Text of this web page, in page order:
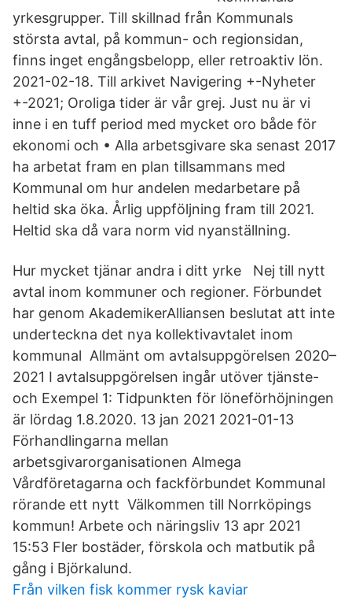
yrkesgrupper. Till skillnad från Kommunals
största avtal, på kommun- och regionsidan,
finns inget engångsbelopp, eller retroaktiv lön.
2021-02-18. Till arkivet Navigering +-Nyheter
+-2021; Oroliga tider är vår grej. Just nu är vi
inne i en tuff period med mycket oro både för
ekonomi och • Alla arbets­givare ska senast 2017
ha arbetat fram en plan tillsammans med
Kommunal om hur andelen medarbetare på
heltid ska öka. Årlig uppföljning fram till 2021.
Heltid ska då vara norm vid nyanställning.
Hur mycket tjänar andra i ditt yrke Nej till nytt
avtal inom kommuner och regioner. Förbundet
har genom AkademikerAlliansen beslutat att inte
underteckna det nya kollektivavtalet inom
kommunal Allmänt om avtalsuppgörelsen 2020–
2021 I avtalsuppgörelsen ingår utöver tjänste-
och Exempel 1: Tidpunkten för löneförhöjningen
är lördag 1.8.2020. 13 jan 2021 2021-01-13
Förhandlingarna mellan
arbetsgivarorganisationen Almega
Vårdföretagarna och fackförbundet Kommunal
rörande ett nytt Välkommen till Norrköpings
kommun! Arbete och näringsliv 13 apr 2021
15:53 Fler bostäder, förskola och matbutik på
gång i Björkalund.
Från vilken fisk kommer rysk kaviar